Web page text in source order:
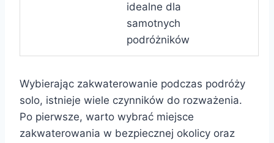
idealne dla
samotnych
podróżników
Wybierając zakwaterowanie podczas podróży
solo, istnieje wiele czynników do rozważenia.
Po pierwsze, warto wybrać miejsce
zakwaterowania w bezpiecznej okolicy oraz